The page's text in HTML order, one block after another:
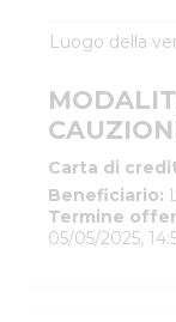
Luogo della
Carta di
Beneficiario:
Termine
05/05/2025,